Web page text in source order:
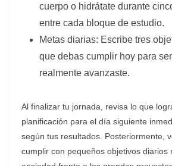
cuerpo o hidrátate durante
entre cada bloque de estudio.
​Metas diarias: Escribe tres
que debas cumplir hoy para
realmente avanzaste.
​Al finalizar tu jornada, revisa lo que
planificación para el día siguiente
según tus resultados. Posteriormente,
cumplir con pequeños objetivos diarios